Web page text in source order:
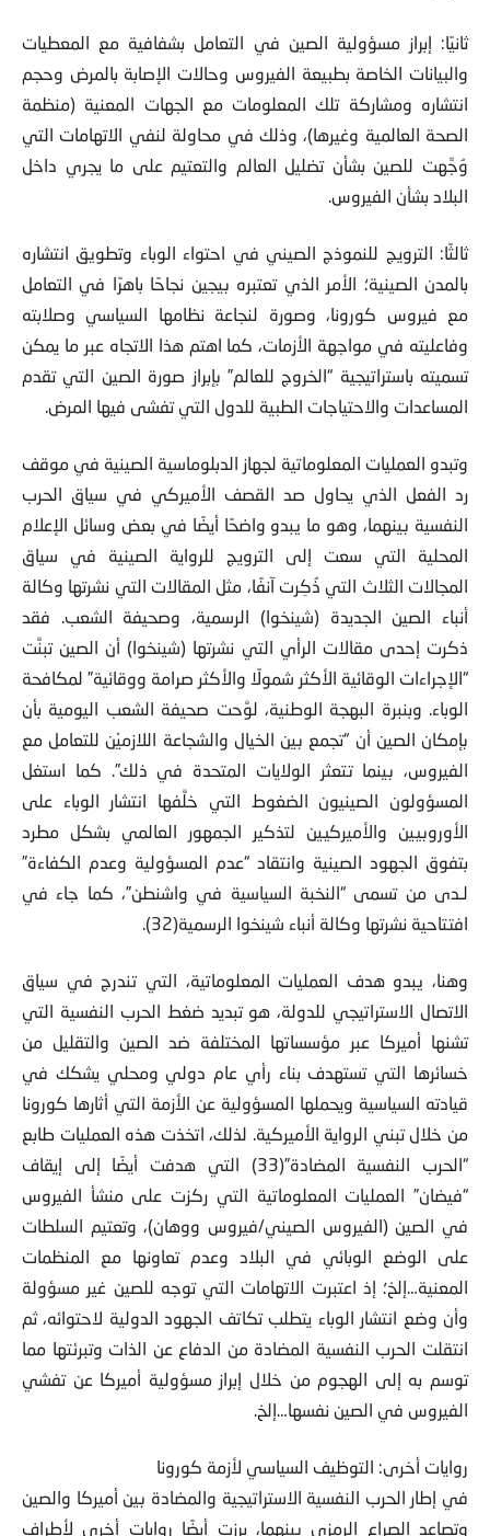
ثانيًا: إبراز مسؤولية الصين في التعامل بشفافية مع المعطيات
والبيانات الخاصة بطبيعة الفيروس وحالات الإصابة بالمرض وحجم
انتشاره ومشاركة تلك المعلومات مع الجهات المعنية (منظمة
الصحة العالمية وغيرها)، وذلك في محاولة لنفي الاتهامات التي
وُجِّهت للصين بشأن تضليل العالم والتعتيم على ما يجري داخل
البلاد بشأن الفيروس.
ثالثًا: الترويج للنموذج الصيني في احتواء الوباء وتطويق انتشاره
بالمدن الصينية؛ الأمر الذي تعتبره بيجين نجاحًا باهرًا في التعامل
مع فيروس كورونا، وصورة لنجاعة نظامها السياسي وصلابته
وفاعليته في مواجهة الأزمات، كما اهتم هذا الاتجاه عبر ما يمكن
تسميته باستراتيجية “الخروج للعالم” بإبراز صورة الصين التي تقدم
المساعدات والاحتياجات الطبية للدول التي تفشى فيها المرض.
وتبدو العمليات المعلوماتية لجهاز الدبلوماسية الصينية في موقف
رد الفعل الذي يحاول صد القصف الأميركي في سياق الحرب
النفسية بينهما، وهو ما يبدو واضحًا أيضًا في بعض وسائل الإعلام
المحلية التي سعت إلى الترويج للرواية الصينية في سياق
المجالات الثلاث التي ذُكِرت آنفًا، مثل المقالات التي نشرتها وكالة
أنباء الصين الجديدة (شينخوا) الرسمية، وصحيفة الشعب. فقد
ذكرت إحدى مقالات الرأي التي نشرتها (شينخوا) أن الصين تبنَّت
“الإجراءات الوقائية الأكثر شمولًا والأكثر صرامة ووقائية” لمكافحة
الوباء. وبنبرة البهجة الوطنية، لوَّحت صحيفة الشعب اليومية بأن
بإمكان الصين أن “تجمع بين الخيال والشجاعة اللازميْن للتعامل مع
الفيروس، بينما تتعثر الولايات المتحدة في ذلك”. كما استغل
المسؤولون الصينيون الضغوط التي خلَّفها انتشار الوباء على
الأوروبيين والأميركيين لتذكير الجمهور العالمي بشكل مطرد
بتفوق الجهود الصينية وانتقاد “عدم المسؤولية وعدم الكفاءة”
لـدى من تسمى “النخبة السياسية في واشنطن”، كما جاء في
افتتاحية نشرتها وكالة أنباء شينخوا الرسمية(32).
وهنا، يبدو هدف العمليات المعلوماتية، التي تندرج في سياق
الاتصال الاستراتيجي للدولة، هو تبديد ضغط الحرب النفسية التي
تشنها أميركا عبر مؤسساتها المختلفة ضد الصين والتقليل من
خسائرها التي تستهدف بناء رأي عام دولي ومحلي يشكك في
قيادته السياسية ويحملها المسؤولية عن الأزمة التي أثارها كورونا
من خلال تبني الرواية الأميركية. لذلك، اتخذت هذه العمليات طابع
“الحرب النفسية المضادة”(33) التي هدفت أيضًا إلى إيقاف
“فيضان” العمليات المعلوماتية التي ركزت على منشأ الفيروس
في الصين (الفيروس الصيني/فيروس ووهان)، وتعتيم السلطات
على الوضع الوبائي في البلاد وعدم تعاونها مع المنظمات
المعنية…إلخ؛ إذ اعتبرت الاتهامات التي توجه للصين غير مسؤولة
وأن وضع انتشار الوباء يتطلب تكاتف الجهود الدولية لاحتوائه، ثم
انتقلت الحرب النفسية المضادة من الدفاع عن الذات وتبرئتها مما
توسم به إلى الهجوم من خلال إبراز مسؤولية أميركا عن تفشي
الفيروس في الصين نفسها…إلخ.
روايات أخرى: التوظيف السياسي لأزمة كورونا
في إطار الحرب النفسية الاستراتيجية والمضادة بين أميركا والصين
وتصاعد الصراع الرمزي بينهما، برزت أيضًا روايات أخرى لأطراف